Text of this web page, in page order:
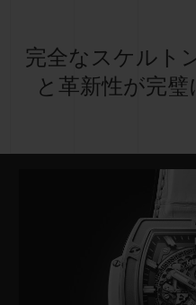
完全なスケルト
と革新性が完